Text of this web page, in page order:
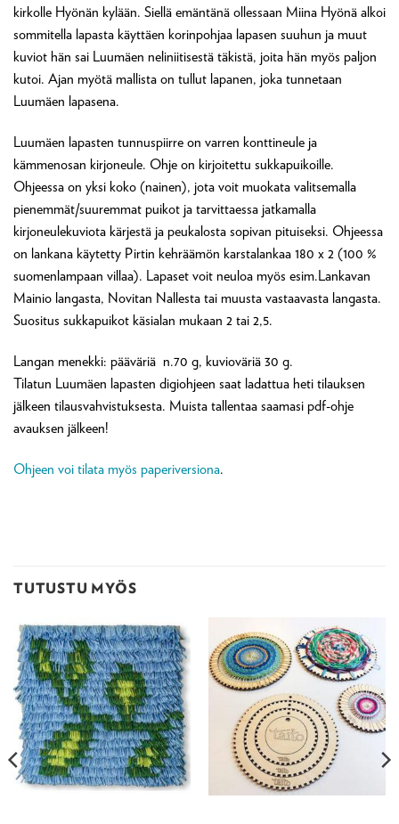
kirkolle Hyönän kylään. Siellä emäntänä ollessaan Miina Hyönä alkoi
sommitella lapasta käyttäen korinpohjaa lapasen suuhun ja muut
kuviot hän sai Luumäen neliniitisestä täkistä, joita hän myös paljon
kutoi. Ajan myötä mallista on tullut lapanen, joka tunnetaan
Luumäen lapasena.
Luumäen lapasten tunnuspiirre on varren konttineule ja
kämmenosan kirjoneule. Ohje on kirjoitettu sukkapuikoille.
Ohjeessa on yksi koko (nainen), jota voit muokata valitsemalla
pienemmät/suuremmat puikot ja tarvittaessa jatkamalla
kirjoneulekuviota kärjestä ja peukalosta sopivan pituiseksi. Ohjeessa
on lankana käytetty Pirtin kehräämön karstalankaa 180 x 2 (100 %
suomenlampaan villaa). Lapaset voit neuloa myös esim.Lankavan
Mainio langasta, Novitan Nallesta tai muusta vastaavasta langasta.
Suositus sukkapuikot käsialan mukaan 2 tai 2,5.
Langan menekki: pääväriä n.70 g, kuvioväriä 30 g.
Tilatun Luumäen lapasten digiohjeen saat ladattua heti tilauksen
jälkeen tilausvahvistuksesta. Muista tallentaa saamasi pdf-ohje
avauksen jälkeen!
Ohjeen voi tilata myös paperiversiona.
TUTUSTU MYÖS